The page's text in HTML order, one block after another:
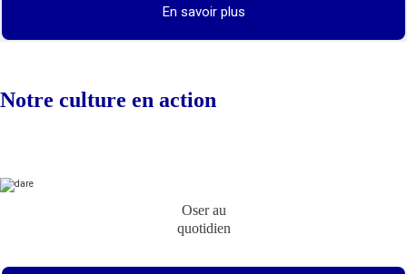
En savoir plus
Notre culture en action
Oser au
quotidien